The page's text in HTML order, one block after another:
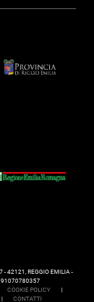
- 42121, REGGIO EMILIA -
91070780357
COOKIE POLICY
|
| CONTATTI